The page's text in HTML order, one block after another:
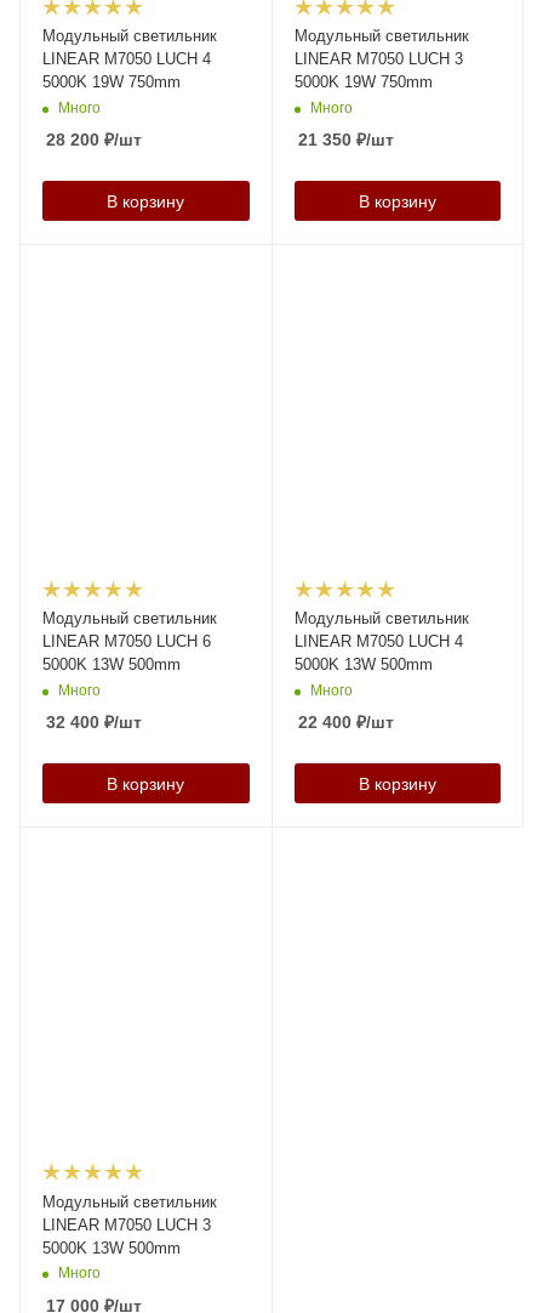
Модульный светильник
LINEAR M7050 LUCH 4
5000K 19W 750mm
Много
28 200 ₽/шт
В корзину
Модульный светильник
LINEAR M7050 LUCH 3
5000K 19W 750mm
Много
21 350₽/шт
В корзину
Модульный светильник
LINEAR M7050 LUCH 6
5000K 13W 500mm
Много
32 400 ₽/шт
В корзину
Модульный светильник
LINEAR M7050 LUCH 4
5000K 13W 500mm
Много
22 400₽/шт
В корзину
Модульный светильник
LINEAR M7050 LUCH 3
5000K 13W 500mm
Много
17 000 ₽/шт